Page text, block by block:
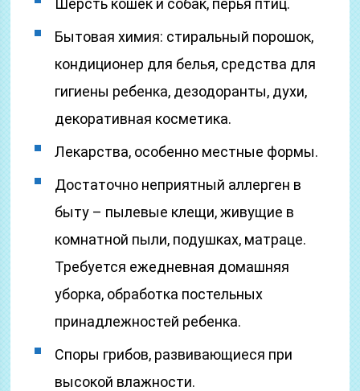
Шерсть кошек и собак, перья птиц.
Бытовая химия: стиральный порошок,
кондиционер для белья, средства для
гигиены ребенка, дезодоранты, духи,
декоративная косметика.
Лекарства, особенно местные формы.
Достаточно неприятный аллерген в
быту – пылевые клещи, живущие в
комнатной пыли, подушках, матраце.
Требуется ежедневная домашняя
уборка, обработка постельных
принадлежностей ребенка.
Споры грибов, развивающиеся при
высокой влажности.